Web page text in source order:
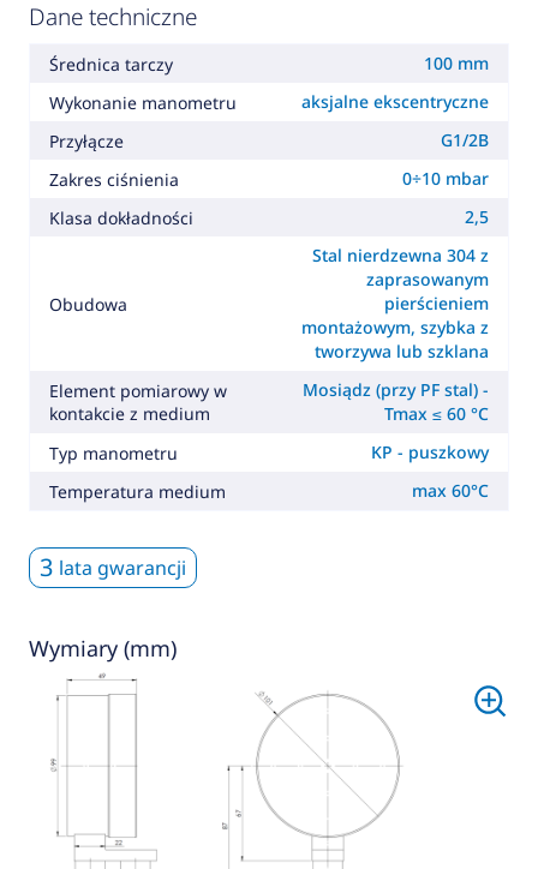
Dane techniczne
Średnica tarczy
100 mm
Wykonanie manometru
aksjalne ekscentryczne
Przyłącze
G1/2B
Zakres ciśnienia
0÷10 mbar
Klasa dokładności
2,5
Obudowa
Stal nierdzewna 304 z
zaprasowanym
pierścieniem
montażowym, szybka z
tworzywa lub szklana
Element pomiarowy w
kontakcie z medium
Mosiądz (przy PF stal) -
Tmax ≤ 60 °C
Typ manometru
KP - puszkowy
Temperatura medium
max 60°C
3 lata gwarancji
Wymiary (mm)